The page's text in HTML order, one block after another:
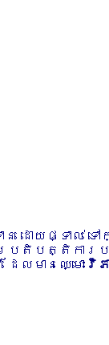
ន ដោយផ្ទាល់
ប្រតិបត្តិកា
ែលមានឈ្មោះ វិភ